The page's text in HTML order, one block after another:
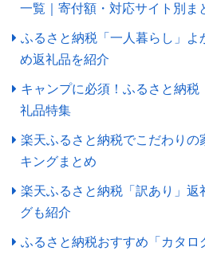
一覧｜寄付額・対応サイト別ま
ふるさと納税「一人暮らし」よ
め返礼品を紹介
キャンプに必須！ふるさと納税
礼品特集
楽天ふるさと納税でこだわりの
キングまとめ
楽天ふるさと納税「訳あり」返
グも紹介
ふるさと納税おすすめ「カタロ